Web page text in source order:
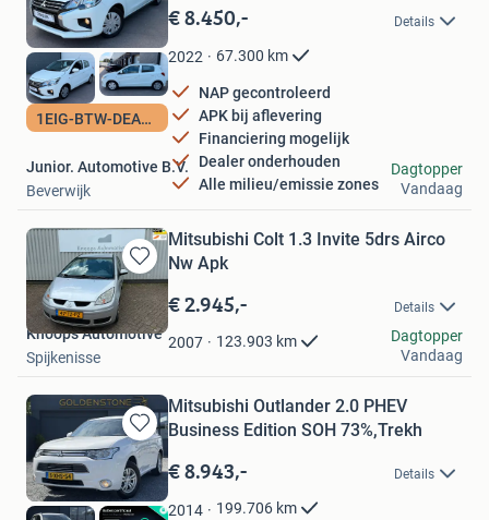
in
Mijn
Favorieten
1EIG-BTW-DEALERO-H
€ 8.450,- Details
2022 67.300 km
NAP gecontroleerd
APK bij aflevering
Financiering mogelijk
Dealer onderhouden
Alle milieu/emissie zones
Junior. Automotive B.V.
Beverwijk
Dagtopper
Vandaag
Bewaren
in
Mijn
Favorieten
Mitsubishi Colt 1.3 Invite 5drs Airco
Nw Apk
€ 2.945,- Details
2007 123.903 km
Knoops Automotive
Spijkenisse
Dagtopper
Vandaag
Bewaren
in
Mijn
Favorieten
Mitsubishi Outlander 2.0 PHEV
Business Edition SOH 73%,Trekh
€ 8.943,- Details
2014 199.706 km